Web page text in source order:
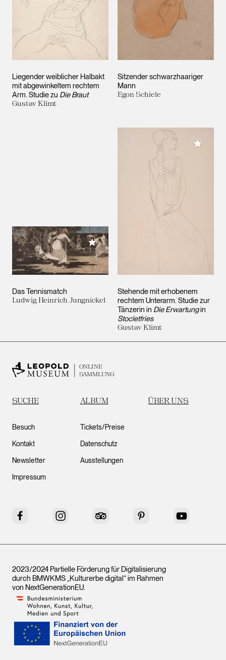
Liegender weiblicher Halbakt
mit abgewinkeltem rechtem
Arm. Studie zu Die Braut
Gustav Klimt
Sitzender schwarzhaariger
Mann
Egon Schiele
Das Tennismatch
Ludwig Heinrich Jungnickel
Meiner Sammlung hinzufügen
Stehende mit erhobenem
rechtem Unterarm. Studie zur
Tänzerin in Die Erwartungin
Stocletfries
Gustav Klimt
Meiner
ONLINE
SAMMLUNG
SUCHE ALBUM ÜBER UNS
Besuch
Kontakt
Newsletter
Impressum
Tickets/Preise
Datenschutz
Ausstellungen
Facebook Instagram Tripadvisor Pinterest YouTube
2023/2024 Partielle Förderung für Digitalisierung
durch BMWKMS „Kulturerbe digital“ im Rahmen
von NextGenerationEU.